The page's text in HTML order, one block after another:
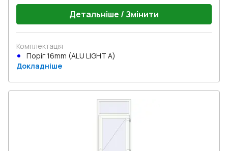
Детальніше / Змінити
Комплектація
Поріг 16mm (ALU LIGHT A)
Докладніше